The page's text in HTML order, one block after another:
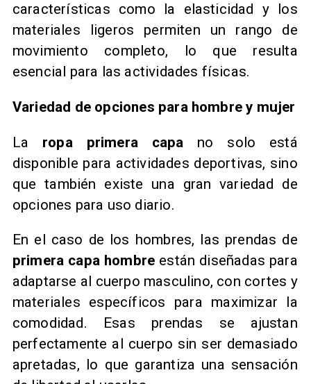
características como la elasticidad y los
materiales ligeros permiten un rango de
movimiento completo, lo que resulta
esencial para las actividades físicas.
Variedad de opciones para hombre y mujer
La ropa primera capa no solo está
disponible para actividades deportivas, sino
que también existe una gran variedad de
opciones para uso diario.
En el caso de los hombres, las prendas de
primera capa hombre están diseñadas para
adaptarse al cuerpo masculino, con cortes y
materiales específicos para maximizar la
comodidad. Esas prendas se ajustan
perfectamente al cuerpo sin ser demasiado
apretadas, lo que garantiza una sensación